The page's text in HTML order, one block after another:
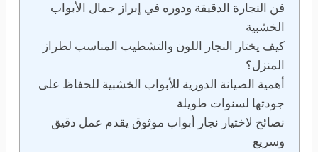
فن النجارة الدقيقة ودوره في إبراز جمال الأبواب
الخشبية
كيف يختار النجار اللون والتشطيب المناسب لطراز
المنزل؟
أهمية الصيانة الدورية للأبواب الخشبية للحفاظ على
جودتها لسنوات طويلة
نصائح لاختيار نجار أبواب موثوق يقدم عمل دقيق
وسريع